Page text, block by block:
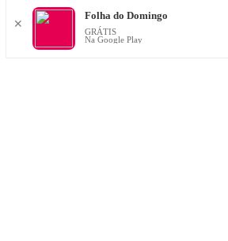
✕
Folha do Domingo
GRÁTIS
Na Google Play